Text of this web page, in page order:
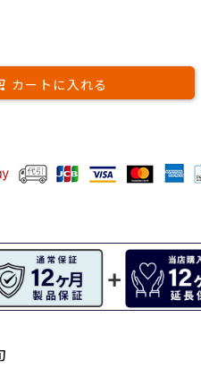
カートに入れる